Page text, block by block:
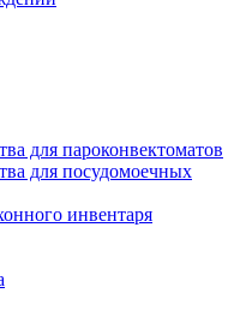
для пароконвектоматов
для посудомоечных
инвентаря